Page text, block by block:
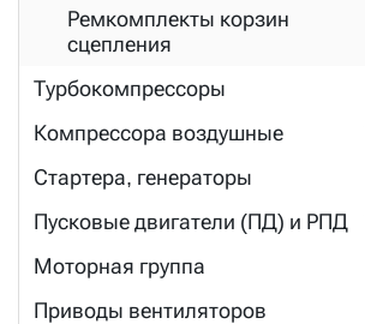
Ремкомплекты корзин
сцепления
Турбокомпрессоры
Компрессора воздушные
Стартера, генераторы
Пусковые двигатели (ПД) и РПД
Моторная группа
Приводы вентиляторов